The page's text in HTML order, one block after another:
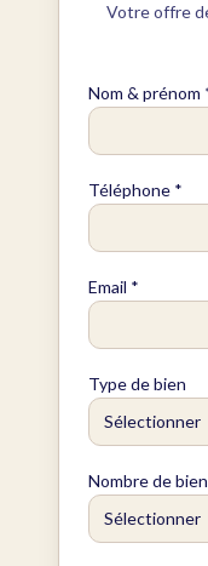
Votre offre
Nom & prénom
Téléphone *
Email *
Type de bien
Sélectionner
Nombre de
Sélectionner